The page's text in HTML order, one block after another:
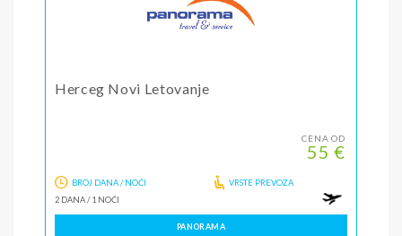
Herceg Novi Letovanje
CENA OD
55 €
BROJ DANA / NOĆI
2 DANA/1 NOĆI
VRSTE PREVOZA
PANORAMA